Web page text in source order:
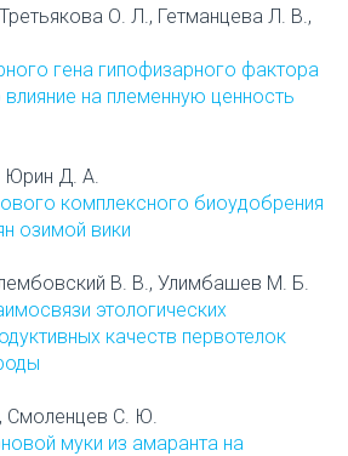
О. Л., Гетманцева Л. В.,
гена гипофизарного фактора
влияние на племенную ценность
Юрин Д. А.
комплексного биоудобрения
озимой вики
В. В., Улимбашев М. Б.
этологических
качеств первотелок
Смоленцев С. Ю.
муки из амаранта на